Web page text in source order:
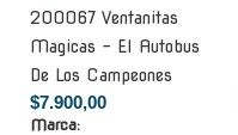
200067 Ventanitas
Magicas - El Autobus
De Los Campeones
$7.900,00
Marca: